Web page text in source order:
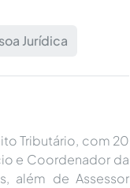
Jurídica
Tributário, com 20
e Coordenador da
além de Assessor